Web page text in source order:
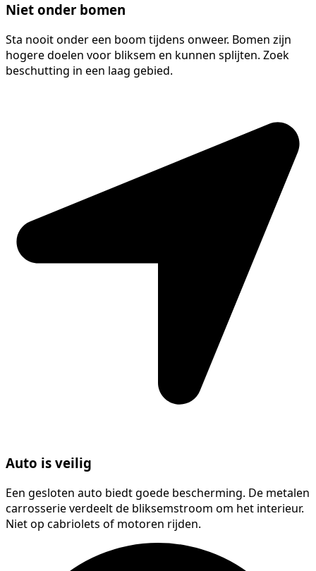
Niet onder bomen
Sta nooit onder een boom tijdens onweer. Bomen zijn
hogere doelen voor bliksem en kunnen splijten. Zoek
beschutting in een laag gebied.
Auto is veilig
Een gesloten auto biedt goede bescherming. De metalen
carrosserie verdeelt de bliksemstroom om het interieur.
Niet op cabriolets of motoren rijden.